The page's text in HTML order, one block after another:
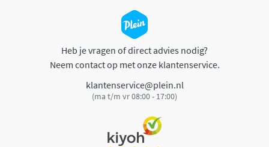
Heb je vragen of direct advies nodig?
Neem contact op met onze klantenservice.
klantenservice@plein.nl
(ma t/m vr 08:00 - 17:00)